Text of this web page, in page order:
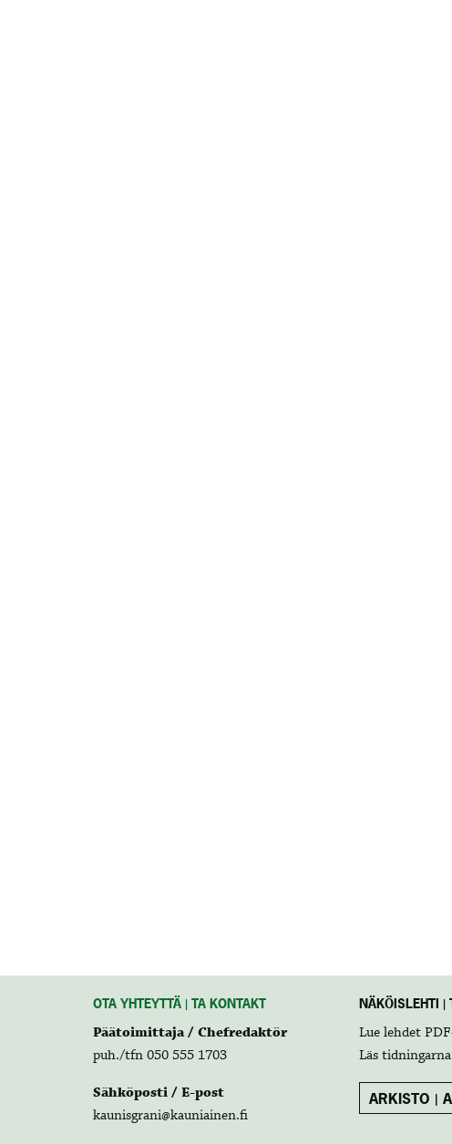
OTA YHTEYTTÄ | TA KONTAKT
Päätoimittaja / Chefredaktör
puh./tfn 050 555 1703
Sähköposti / E-post
kaunisgrani@kauniainen.fi
NÄKÖISLEHTI |
Lue lehdet
Läs
ARKISTO |